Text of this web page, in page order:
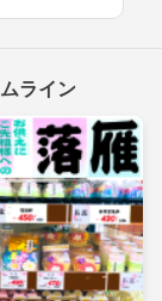
ライン